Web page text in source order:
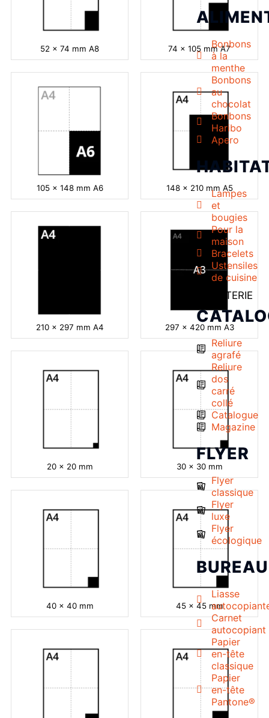
Bonbons
à la
menthe
Bonbons
au
chocolat
Bonbons
Haribo
Apero
Lampes
et
bougies
Pour la
maison
Bracelets
Ustensiles
de cuisine
PAPETERIE
Reliure
agrafé
Reliure
dos
carré
collé
Catalogue
Magazine
FLYER
Flyer
classique
Flyer
luxe
Flyer
écologique
BUREAU
Liasse
Carnet
autocopiant
Papier
en-tête
classique
Papier
en-tête
Pantone®
52 x 74 mm A8 74 x 105 mm A7
105 x 148 mm A6 148 x 210 mm A5
210 x 297 mm A4 297 x 420 mm A3
20 x 20 mm 30 x 30 mm
40 x 40 mm 45 x 45 mm